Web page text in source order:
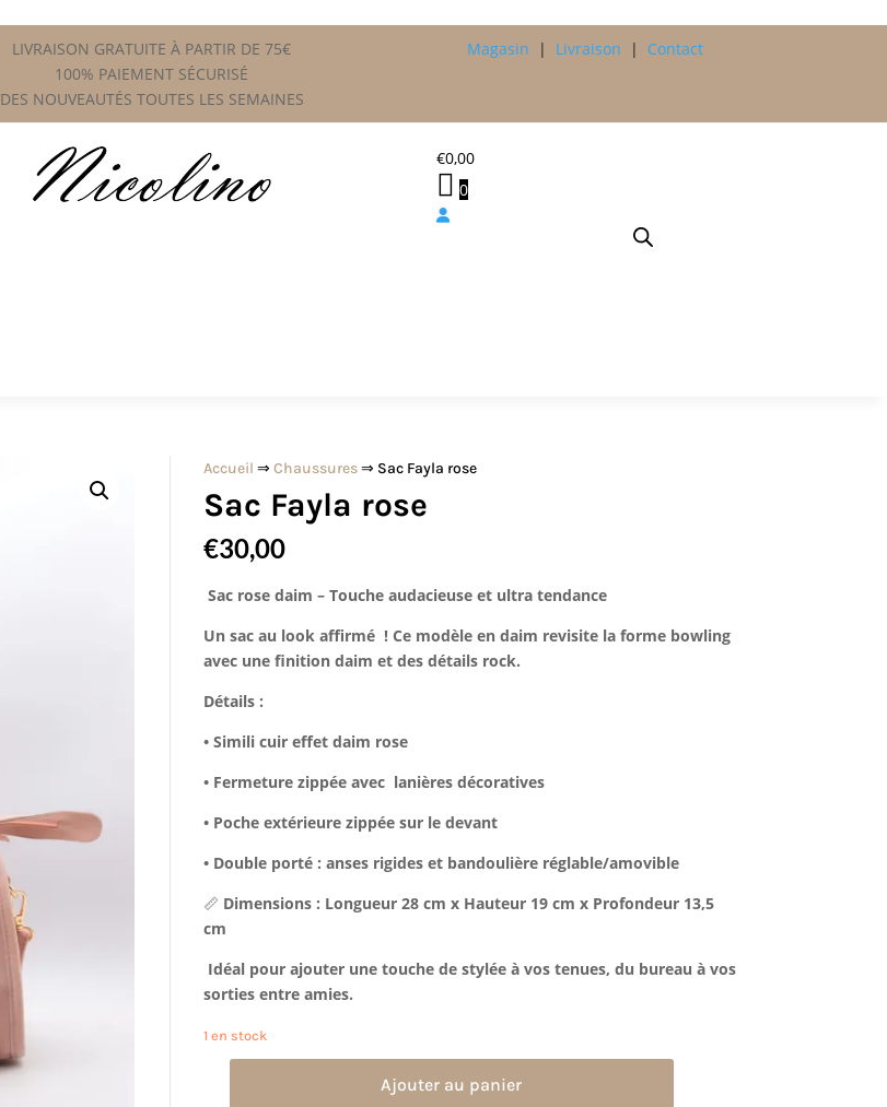
LIVRAISON GRATUITE À PARTIR DE 75€
100% PAIEMENT SÉCURISÉ
DES NOUVEAUTÉS TOUTES LES SEMAINES
Magasin | Livraison | Contact
€0,00
0
Accueil ⇒Chaussures⇒ Sac Fayla rose
Sac Fayla rose
€30,00
Sac rose daim – Touche audacieuse et ultra tendance
Un sac au look affirmé ! Ce modèle en daim revisite la forme bowling
avec une finition daim et des détails rock.
Détails :
• Simili cuir effet daim rose
• Fermeture zippée avec lanières décoratives
• Poche extérieure zippée sur le devant
• Double porté : anses rigides et bandoulière réglable/amovible
📏 Dimensions : Longueur 28 cm x Hauteur 19 cm x Profondeur 13,5
cm
Idéal pour ajouter une touche de stylée à vos tenues, du bureau à vos
sorties entre amies.
1 en stock
Ajouter au panier